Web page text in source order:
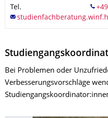
Tel.
Bei Problemen oder
Verbesserungsvorschläge